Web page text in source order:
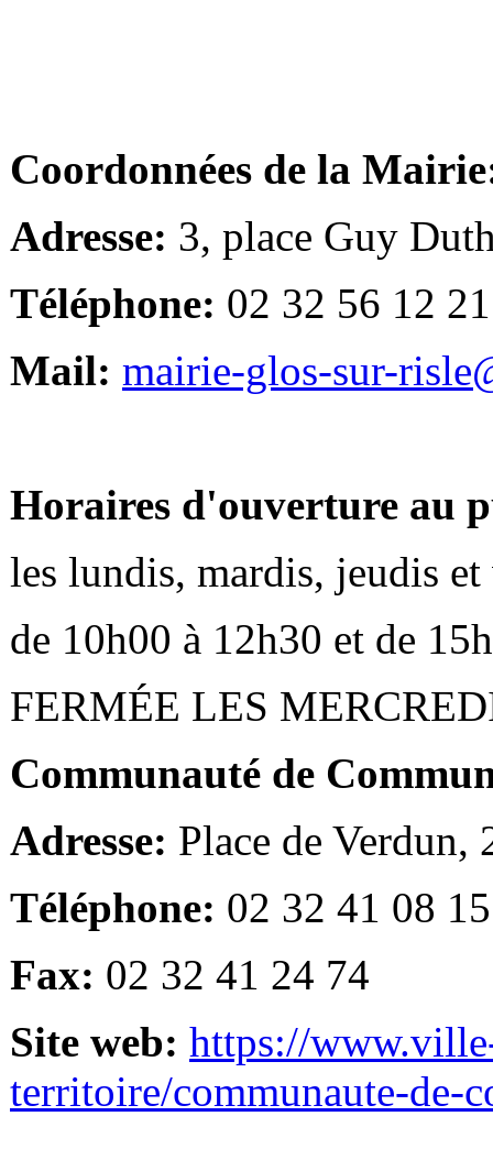
Coordonnées de la
Adresse: 3, place Guy
Téléphone: 02 32 56 12 21
Mail: mairie-glos-sur-
Horaires d'ouverture au
les lundis, mardis, jeudis et
de 10h00 à 12h30 et de
FERMÉE LES
Communauté de
Adresse: Place de Verdun,
Téléphone: 02 32 41 08 15
Fax: 02 32 41 24 74
Site web: https://
territoire/communaute-de-